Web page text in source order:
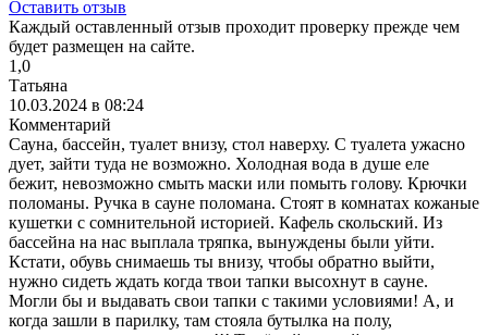
Оставить отзыв
Каждый оставленный отзыв проходит проверку прежде чем
будет размещен на сайте.
1,0
Татьяна
10.03.2024 в 08:24
Комментарий
Сауна, бассейн, туалет внизу, стол наверху. С туалета ужасно
дует, зайти туда не возможно. Холодная вода в душе еле
бежит, невозможно смыть маски или помыть голову. Крючки
поломаны. Ручка в сауне поломана. Стоят в комнатах кожаные
кушетки с сомнительной историей. Кафель скольский. Из
бассейна на нас выплала тряпка, вынуждены были уйти.
Кстати, обувь снимаешь ты внизу, чтобы обратно выйти,
нужно сидеть ждать когда твои тапки высохнут в сауне.
Могли бы и выдавать свои тапки с такими условиями! А, и
когда зашли в парилку, там стояла бутылка на полу,